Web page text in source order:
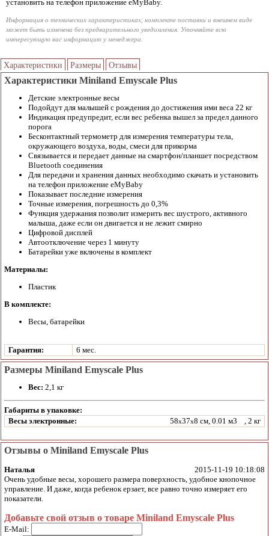
установить на телефон приложение eMyBaby.
Информация о технических характеристиках, комплекте поставки и внешнем виде
может быть изменена без предварительного уведомления. Уточняйте всю
интересующую вас информацию у менеджера.
Характеристики Размеры Отзывы
Характеристики Miniland Emyscale Plus
Детские электронные весы
Подойдут для малышей с рождения до достижения ими веса 22 кг
Индикация предупредит, если вес ребенка вышел за предел данного
порога
Бесконтактный термометр для измерения температуры тела,
окружающего воздуха, воды, смеси для прикорма
Связывается и передает данные на смартфон/планшет посредством
Bluetooth соединения
Для передачи и хранения данных необходимо скачать и установить
на телефон приложение eMyBaby
Показывает последние измерения
Точные измерения, погрешность до 0,3%
Функция удержания позволит измерить вес шустрого, активного
малыша, даже если он двигается и не лежит смирно
Цифровой дисплей
Автоотключение через 1 минуту
Батарейки уже включены в комплект
Материалы:
Пластик
В комплекте:
Весы, батарейки
Гарантия: 6 мес.
Размеры Miniland Emyscale Plus
Вес: 2,1 кг
Габариты в упаковке:
Весы электронные:
58x37x8 см, 0.01 м3 , 2 кг
Отзывы о Miniland Emyscale Plus
Наталья
2015-11-19 10:18:08
Очень удобные весы, хорошего размера поверхность, удобное кнопочное
управление. И даже, когда ребенок ерзает, все равно точно измеряет его
показатели.
Добавьте свой отзыв о товаре Miniland Emyscale Plus
E-Mail: